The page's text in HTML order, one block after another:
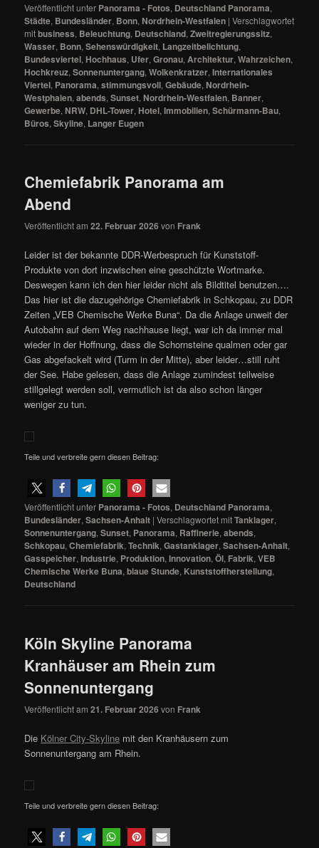
Veröffentlicht unter Panorama - Fotos, Deutschland Panorama,
Städte, Bundesländer, Bonn, Nordrhein-Westfalen |Verschlagwortet
mitbusiness, Beleuchtung, Deutschland,Zweitregierungssitz,
Wasser, Bonn,Sehenswürdigkeit, Langzeitbelichtung,
Bundesviertel, Hochhaus, Ufer,Gronau, Architektur,Wahrzeichen,
Hochkreuz,Sonnenuntergang,Wolkenkratzer,Internationales
Viertel, Panorama,stimmungsvoll,Gebäude, Nordrhein-
Westphalen,abends,Sunset, Nordrhein-Westfalen, Banner,
Gewerbe, NRW, DHL-Tower, Hotel,Immobilien,Schürmann-Bau,
Büros,Skyline, Langer Eugen
Chemiefabrik Panorama am
Abend
Veröffentlicht am22. Februar 2026 von Frank
Leider ist der bekannte DDR-Werbespruch für Kunststoff-
Produkte von dort inzwischen eine geschützte Wortmarke.
Deswegen kann ich den hier leider nicht als Bildtitel benutzen….
Das hier ist die dazugehörige Chemiefabrik in Schkopau, zu DDR
Zeiten „VEB Chemische Werke Buna“. Da die Anlage unweit der
Autobahn auf dem Weg nachhause liegt, war ich da immer mal
wieder in der Hoffnung, dass die Schornsteine qualmen oder gar
Gas abgefackelt wird (Turm in der Mitte), aber leider…still ruht
der See. Habe gelesen, dass die Anlage zumindest teilweise
stillgelegt werden soll, vermutlich ist da also schon länger
weniger zu tun.
Teile und verbreite gern diesen Beitrag:
Veröffentlicht unter Panorama - Fotos, Deutschland Panorama,
Bundesländer,Sachsen-Anhalt |Verschlagwortet mitTanklager,
Sonnenuntergang,Sunset, Panorama, Raffinerie,abends,
Schkopau,Chemiefabrik,Technik,Gastanklager,Sachsen-Anhalt,
Gasspeicher,Industrie, Produktion,Innovation,Öl, Fabrik,VEB
Chemische Werke Buna,blaue Stunde, Kunststoffherstellung,
Deutschland
Köln Skyline Panorama
Kranhäuser am Rhein zum
Sonnenuntergang
Veröffentlicht am21. Februar 2026 von Frank
Die Kölner City-Skyline mit den Kranhäusern zum
Sonnenuntergang am Rhein.
Teile und verbreite gern diesen Beitrag: